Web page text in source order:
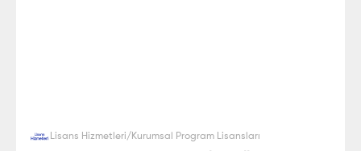
Lisans Hizmetleri/ Kurumsal Program Lisansları